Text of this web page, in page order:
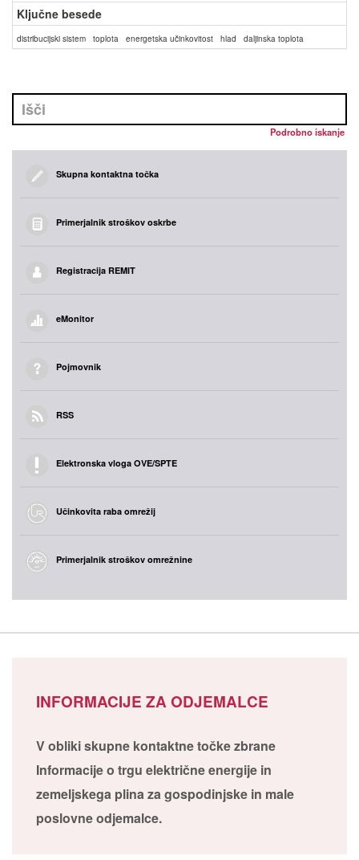
Ključne besede
distribucijski sistem toplota energetska učinkovitost hlad daljinska toplota
Podrobno iskanje
Skupna kontaktna točka
Primerjalnik stroškov oskrbe
Registracija REMIT
eMonitor
Pojmovnik
RSS
Elektronska vloga OVE/SPTE
Učinkovita raba omrežij
Primerjalnik stroškov omrežnine
INFORMACIJE ZA ODJEMALCE
V obliki skupne kontaktne točke zbrane
Informacije o trgu električne energije in
zemeljskega plina za gospodinjske in male
poslovne odjemalce.